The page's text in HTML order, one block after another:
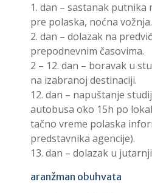
1. dan – sastanak putnika
pre polaska, noćna vožnja.
2. dan – dolazak na
prepodnevnim časovima.
2 – 12. dan – boravak u
na izabranoj destinaciji.
12. dan – napuštanje
autobusa oko 15h po
tačno vreme polaska
predstavnika agencije).
13. dan – dolazak u
aranžman obuhvata